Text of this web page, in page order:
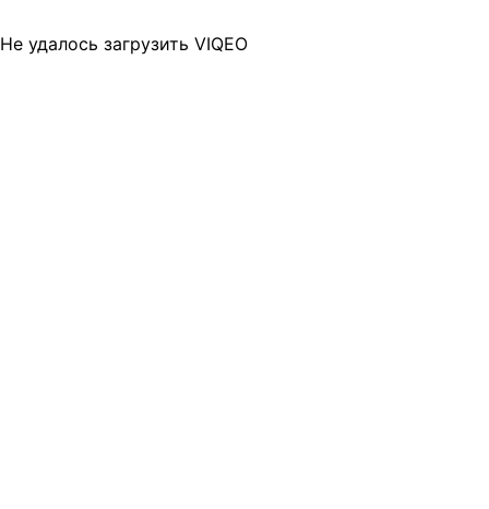
Не удалось загрузить VIQEO